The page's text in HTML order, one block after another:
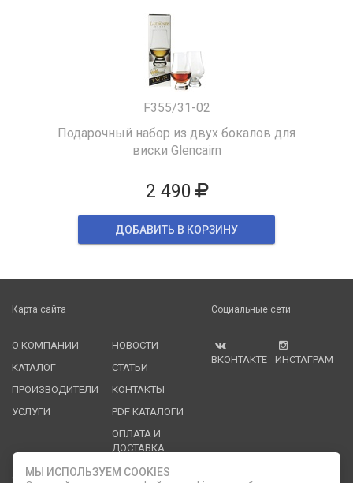
F355/31-02
Подарочный набор из двух бокалов для
виски Glencairn
2 490
ДОБАВИТЬ В КОРЗИНУ
Карта сайта
О КОМПАНИИ
КАТАЛОГ
ПРОИЗВОДИТЕЛИ
УСЛУГИ
НОВОСТИ
СТАТЬИ
КОНТАКТЫ
PDF КАТАЛОГИ
ОПЛАТА И
ДОСТАВКА
Социальные сети
ВКОНТАКТЕ ИНСТАГРАМ
Служба клиентской поддержки
МЫ ИСПОЛЬЗУЕМ COOKIES